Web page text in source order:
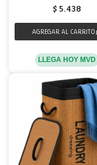
$ 5.438
LLEGA HOY MVD